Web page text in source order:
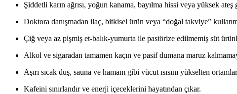
Şiddetli karın ağrısı, yoğun kanama, bayılma hissi veya yüksek
Doktora danışmadan ilaç, bitkisel ürün veya “doğal takviye”
Çiğ veya az pişmiş et-balık-yumurta ile pastörize edilmemiş süt
Alkol ve sigaradan tamamen kaçın ve pasif dumana maruz
Aşırı sıcak duş, sauna ve hamam gibi vücut ısısını yükselten
Kafeini sınırlandır ve enerji içeceklerini hayatından çıkar.